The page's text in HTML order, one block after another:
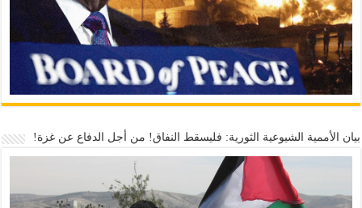
بيان الأممية الشيوعية الثورية: فليسقط النفاق! من أجل الدفاع عن غزة!